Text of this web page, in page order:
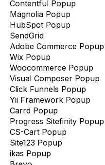
Contentful Popup
Magnolia Popup
HubSpot Popup
SendGrid
Adobe Commerce Popup
Wix Popup
Woocommerce Popup
Visual Composer Popup
Click Funnels Popup
Yii Framework Popup
Carrd Popup
Progress Sitefinity Popup
CS-Cart Popup
Site123 Popup
ikas Popup